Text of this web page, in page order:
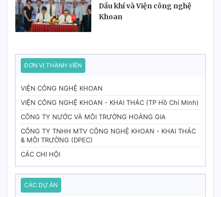
Dầu khí và Viện công nghệ
Khoan
ĐƠN VỊ THÀNH VIÊN
VIỆN CÔNG NGHỆ KHOAN
VIỆN CÔNG NGHỆ KHOAN - KHAI THÁC (TP Hồ Chí Minh)
CÔNG TY NƯỚC VÀ MÔI TRƯỜNG HOÀNG GIA
CÔNG TY TNHH MTV CÔNG NGHỆ KHOAN - KHAI THÁC
& MÔI TRƯỜNG (DPEC)
CÁC CHI HỘI
CÁC DỰ ÁN